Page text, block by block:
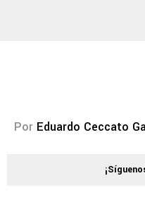
Por Eduardo Ceccato